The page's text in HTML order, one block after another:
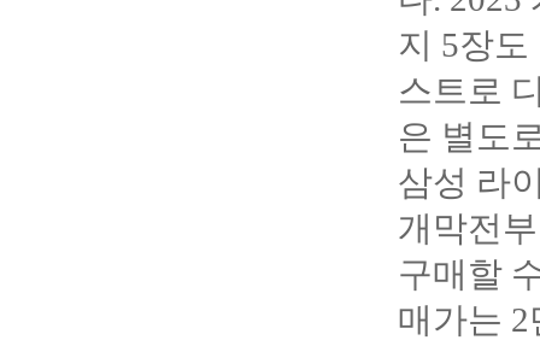
지 5장
스트로
은 별도
삼성 라
개막전
구매할
매가는 2